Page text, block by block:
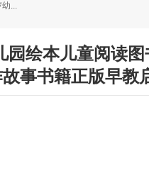
...
园绘本儿童阅读
事书籍正版早教